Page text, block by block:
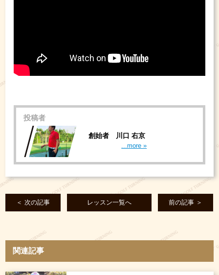
投稿者
創始者 川口 右京
...more »
＜ 次の記事 レッスン一覧へ 前の記事 ＞
関連記事